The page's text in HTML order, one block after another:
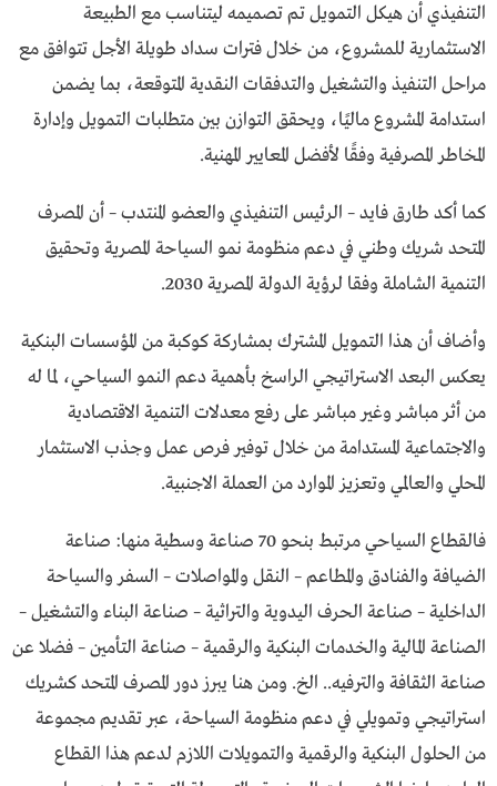
التنفيذي أن هيكل التمويل تم تصميمه ليتناسب مع الطبيعة
الاستثمارية للمشروع، من خلال فترات سداد طويلة الأجل تتوافق مع
مراحل التنفيذ والتشغيل والتدفقات النقدية المتوقعة، بما يضمن
استدامة المشروع ماليًا، ويحقق التوازن بين متطلبات التمويل وإدارة
المخاطر المصرفية وفقًا لأفضل المعايير المهنية.
كما أكد طارق فايد – الرئيس التنفيذي والعضو المنتدب – أن المصرف
المتحد شريك وطني في دعم منظومة نمو السياحة المصرية وتحقيق
التنمية الشاملة وفقا لرؤية الدولة المصرية 2030.
وأضاف أن هذا التمويل المشترك بمشاركة كوكبة من المؤسسات البنكية
يعكس البعد الاستراتيجي الراسخ بأهمية دعم النمو السياحي، لما له
من أثر مباشر وغير مباشر على رفع معدلات التنمية الاقتصادية
والاجتماعية المستدامة من خلال توفير فرص عمل وجذب الاستثمار
المحلي والعالمي وتعزيز الموارد من العملة الاجنبية.
فالقطاع السياحي مرتبط بنحو 70 صناعة وسطية منها: صناعة
الضيافة والفنادق والمطاعم – النقل والمواصلات – السفر والسياحة
الداخلية – صناعة الحرف اليدوية والتراثية – صناعة البناء والتشغيل –
الصناعة المالية والخدمات البنكية والرقمية – صناعة التأمين – فضلا عن
صناعة الثقافة والترفيه.. الخ. ومن هنا يبرز دور المصرف المتحد كـشريك
استراتيجي وتمويلي في دعم منظومة السياحة، عبر تقديم مجموعة
من الحلول البنكية والرقمية والتمويلات اللازم لدعم هذا القطاع